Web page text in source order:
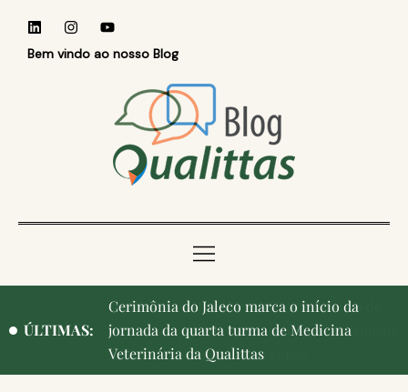
Bem vindo ao nosso Blog
ÚLTIMAS:
Qualittas, Portas Abertas! e aniversário de
Campinas, cidade onde nasceu a instituição,
ganham destaque na imprensa